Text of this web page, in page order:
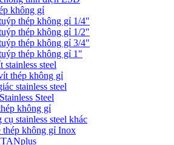
không gỉ
thép không gỉ 1/4"
thép không gỉ 1/2"
thép không gỉ 3/4"
thép không gỉ 1"
stainless steel
thép không gỉ
stainless steel
Steel
không gỉ
cụ stainless steel khác
thép không gỉ Inox